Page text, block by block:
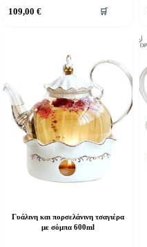
109,00€ 🛒
Γυάλινη και πορσελάνινη τσαγιέρα
με σόμπα 600ml